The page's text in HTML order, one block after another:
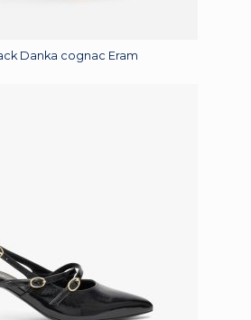
Danka cognac Eram